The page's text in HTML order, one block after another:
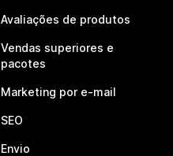
Avaliações de produtos
Vendas superiores e
pacotes
Marketing por e-mail
SEO
Envio